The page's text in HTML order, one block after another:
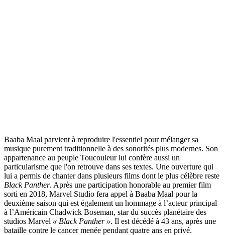
Baaba Maal parvient à reproduire l'essentiel pour mélanger sa
musique purement traditionnelle à des sonorités plus modernes. Son
appartenance au peuple Toucouleur lui confère aussi un
particularisme que l'on retrouve dans ses textes. Une ouverture qui
lui a permis de chanter dans plusieurs films dont le plus célèbre reste
Black Panther. Après une participation honorable au premier film
sorti en 2018, Marvel Studio fera appel à Baaba Maal pour la
deuxième saison qui est également un hommage à l’acteur principal
à l’Américain Chadwick Boseman, star du succès planétaire des
studios Marvel « Black Panther ». Il est décédé à 43 ans, après une
bataille contre le cancer menée pendant quatre ans en privé.